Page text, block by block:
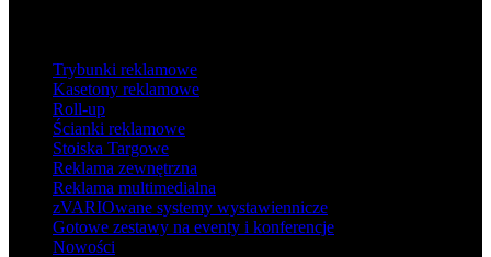
Trybunki reklamowe
Kasetony reklamowe
Roll-up
Ścianki reklamowe
Stoiska Targowe
Reklama zewnętrzna
Reklama multimedialna
zVARIOwane systemy wystawiennicze
Gotowe zestawy na eventy i konferencje
Nowości